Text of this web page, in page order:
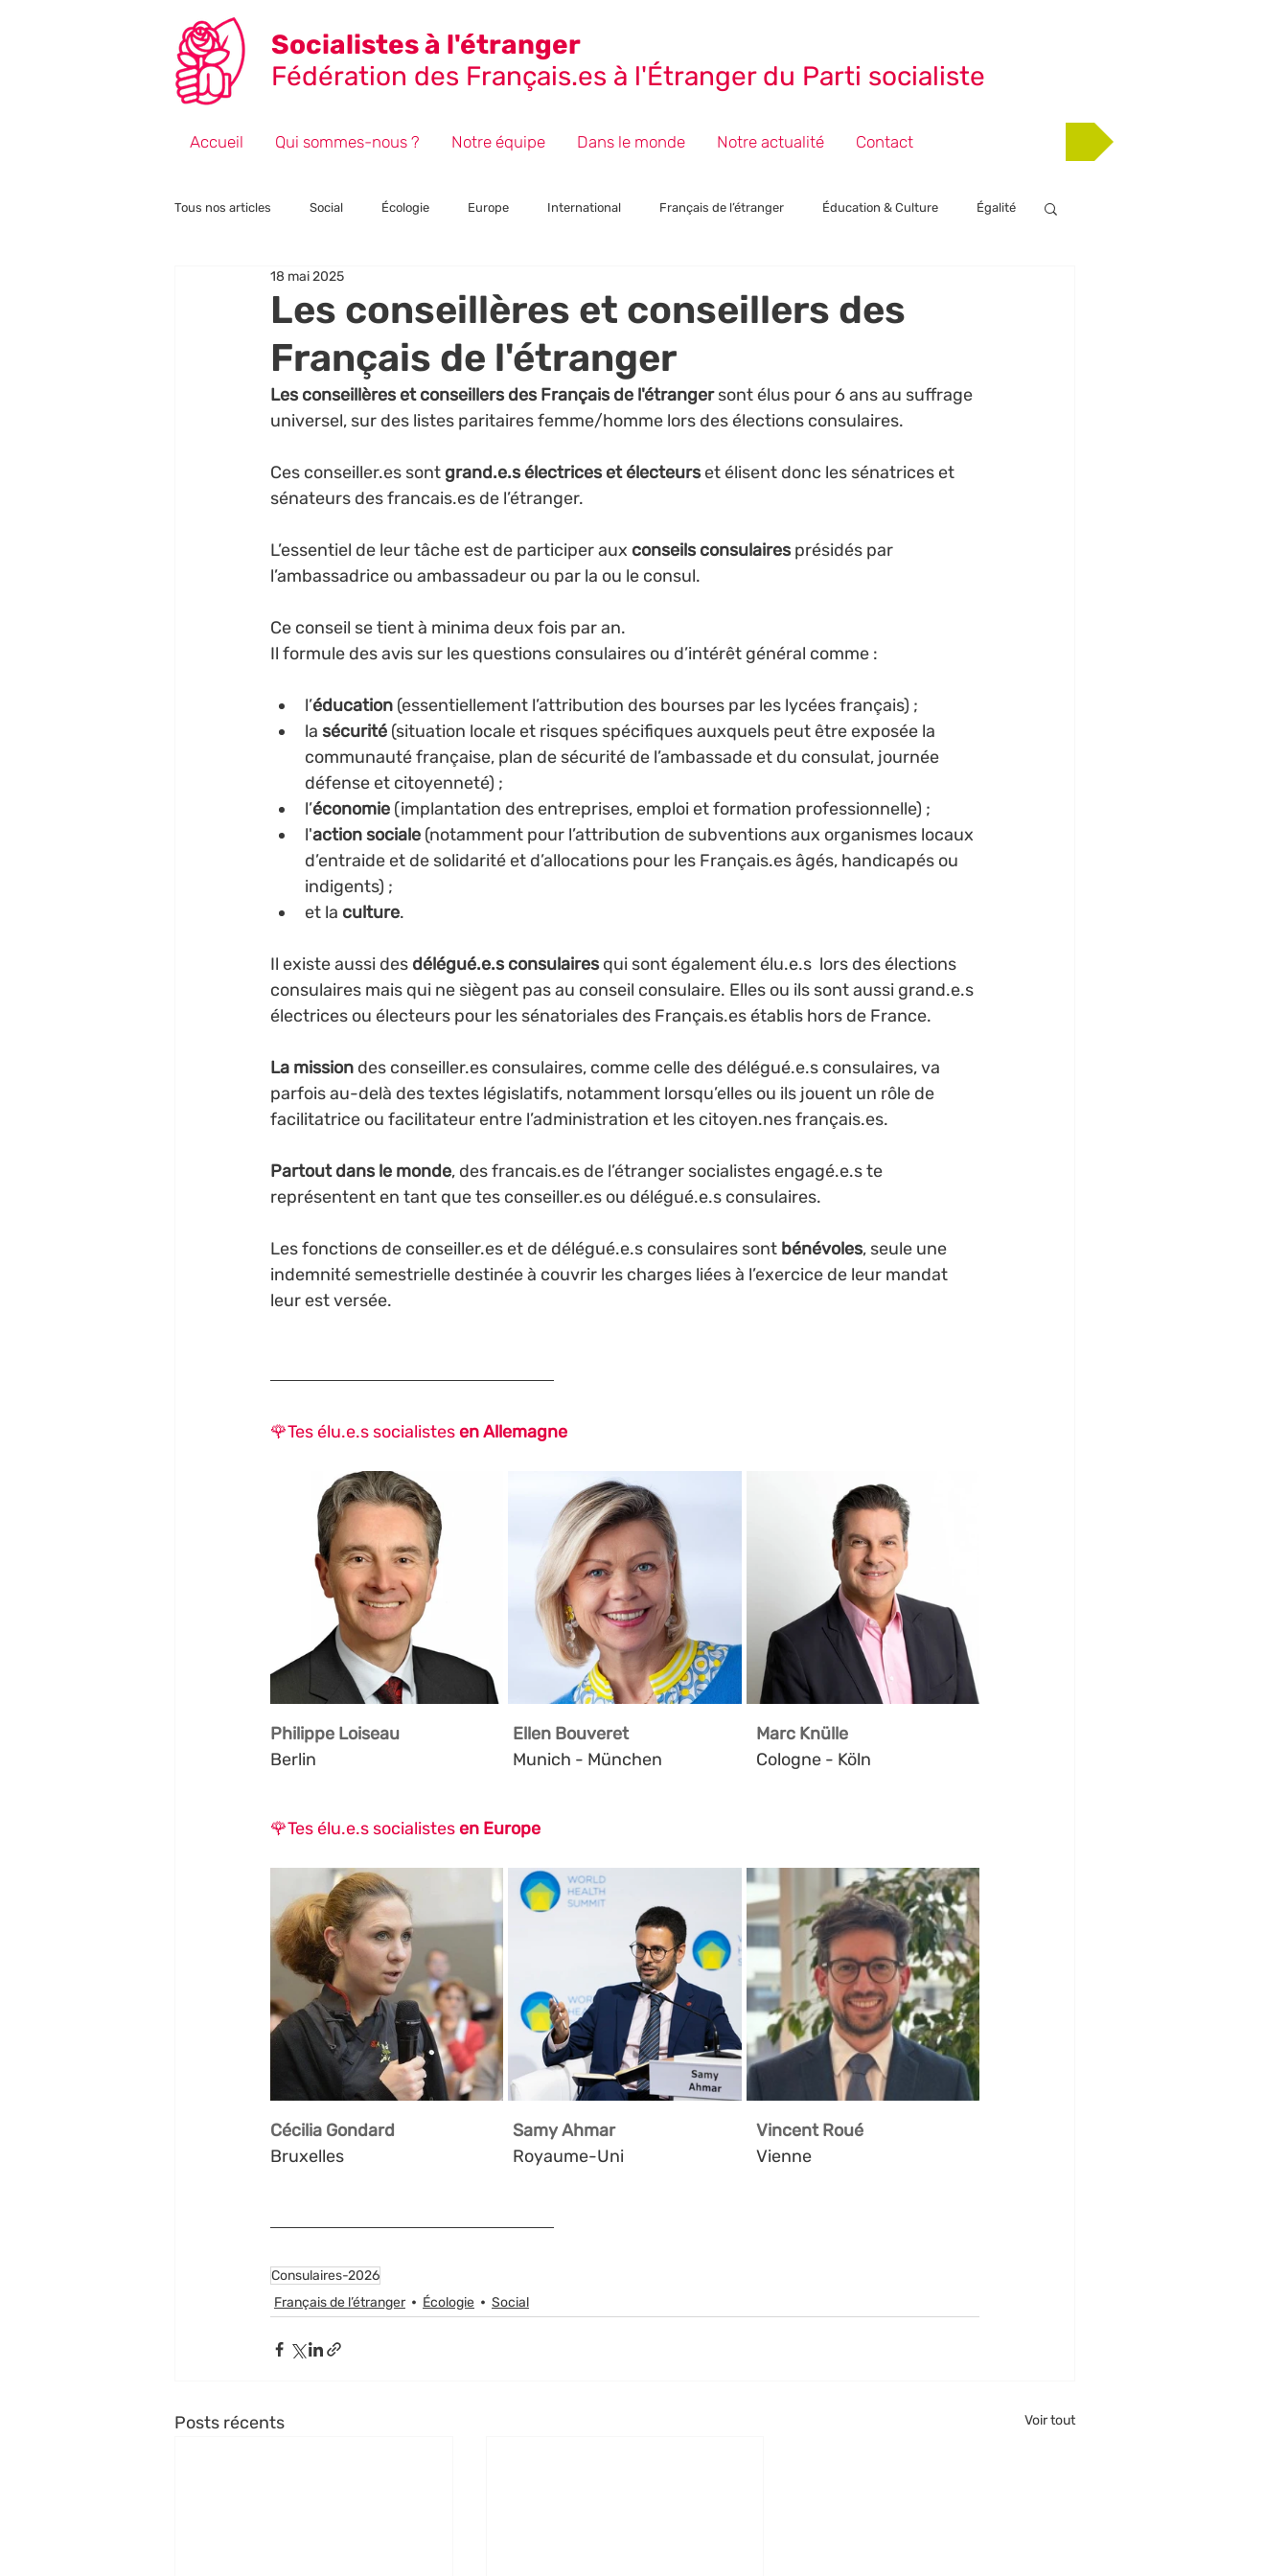
Socialistes à l'étranger
Fédération des Français.es à l'Étranger du Parti socialiste
Accueil Qui sommes-nous ? Notre équipe Dans le monde Notre actualité Contact
Tous nos articles Social Écologie Europe International Français de l’étranger Éducation & Culture Égalité
Point de vue
Les conseillères et conseillers des
Français de l'étranger
18 mai 2025
Les conseillères et conseillers des Français de l'étranger sont élus pour 6 ans au suffrage
universel, sur des listes paritaires femme/homme lors des élections consulaires.
Ces conseiller.es sont grand.e.s électrices et électeurs et élisent donc les sénatrices et
sénateurs des francais.es de l’étranger.
L’essentiel de leur tâche est de participer aux conseils consulaires présidés par
l’ambassadrice ou ambassadeur ou par la ou le consul.
Ce conseil se tient à minima deux fois par an.
Il formule des avis sur les questions consulaires ou d’intérêt général comme :
l’éducation (essentiellement l’attribution des bourses par les lycées français) ;
la sécurité (situation locale et risques spécifiques auxquels peut être exposée la
communauté française, plan de sécurité de l’ambassade et du consulat, journée
défense et citoyenneté) ;
l’économie (implantation des entreprises, emploi et formation professionnelle) ;
l'action sociale (notamment pour l’attribution de subventions aux organismes locaux
d’entraide et de solidarité et d’allocations pour les Français.es âgés, handicapés ou
indigents) ;
et la culture.
Il existe aussi des délégué.e.s consulaires qui sont également élu.e.s  lors des élections
consulaires mais qui ne siègent pas au conseil consulaire. Elles ou ils sont aussi grand.e.s
électrices ou électeurs pour les sénatoriales des Français.es établis hors de France.
La mission des conseiller.es consulaires, comme celle des délégué.e.s consulaires, va
parfois au-delà des textes législatifs, notamment lorsqu’elles ou ils jouent un rôle de
facilitatrice ou facilitateur entre l’administration et les citoyen.nes français.es.
Partout dans le monde, des francais.es de l’étranger socialistes engagé.e.s te
représentent en tant que tes conseiller.es ou délégué.e.s consulaires.
Les fonctions de conseiller.es et de délégué.e.s consulaires sont bénévoles, seule une
indemnité semestrielle destinée à couvrir les charges liées à l’exercice de leur mandat
leur est versée.
🌹Tes élu.e.s socialistes en Allemagne
Philippe Loiseau
Berlin
Ellen Bouveret
Munich - München
Marc Knülle
Cologne - Köln
🌹Tes élu.e.s socialistes en Europe
Cécilia Gondard
Bruxelles
Samy Ahmar
Royaume-Uni
Vincent Roué
Vienne
Consulaires-2026
Français de l’étranger
Écologie Social
Posts récents Voir tout